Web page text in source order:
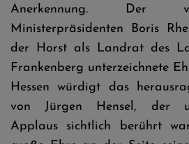
Anerkennung. Der
Ministerpräsidenten Boris
der Horst als Landrat des
Frankenberg unterzeichnete
Hessen würdigt das
von Jürgen Hensel, der
Applaus sichtlich berührt